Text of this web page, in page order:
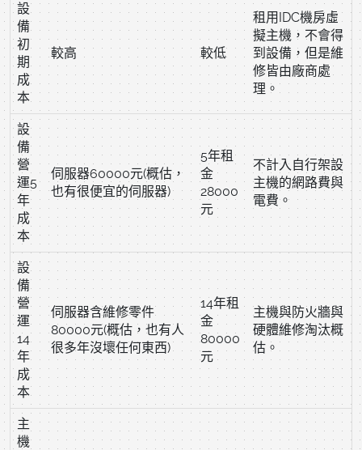
設
備
初
期
成
本
較高 較低
租用IDC機房虛
擬主機，不會得
到設備，但是維
修皆由廠商處
理。
設
備
營
運5
年
成
本
伺服器60000元(概估，
也有很便宜的伺服器)
5年租
金
28000
元
不計入自行架設
主機的網路費與
電費。
設
備
營
運
14
年
成
本
伺服器含維修零件
80000元(概估，也有人
很多年沒壞任何東西)
14年租
金
80000
元
主機與防火牆與
硬體維修淘汰概
估。
主
機